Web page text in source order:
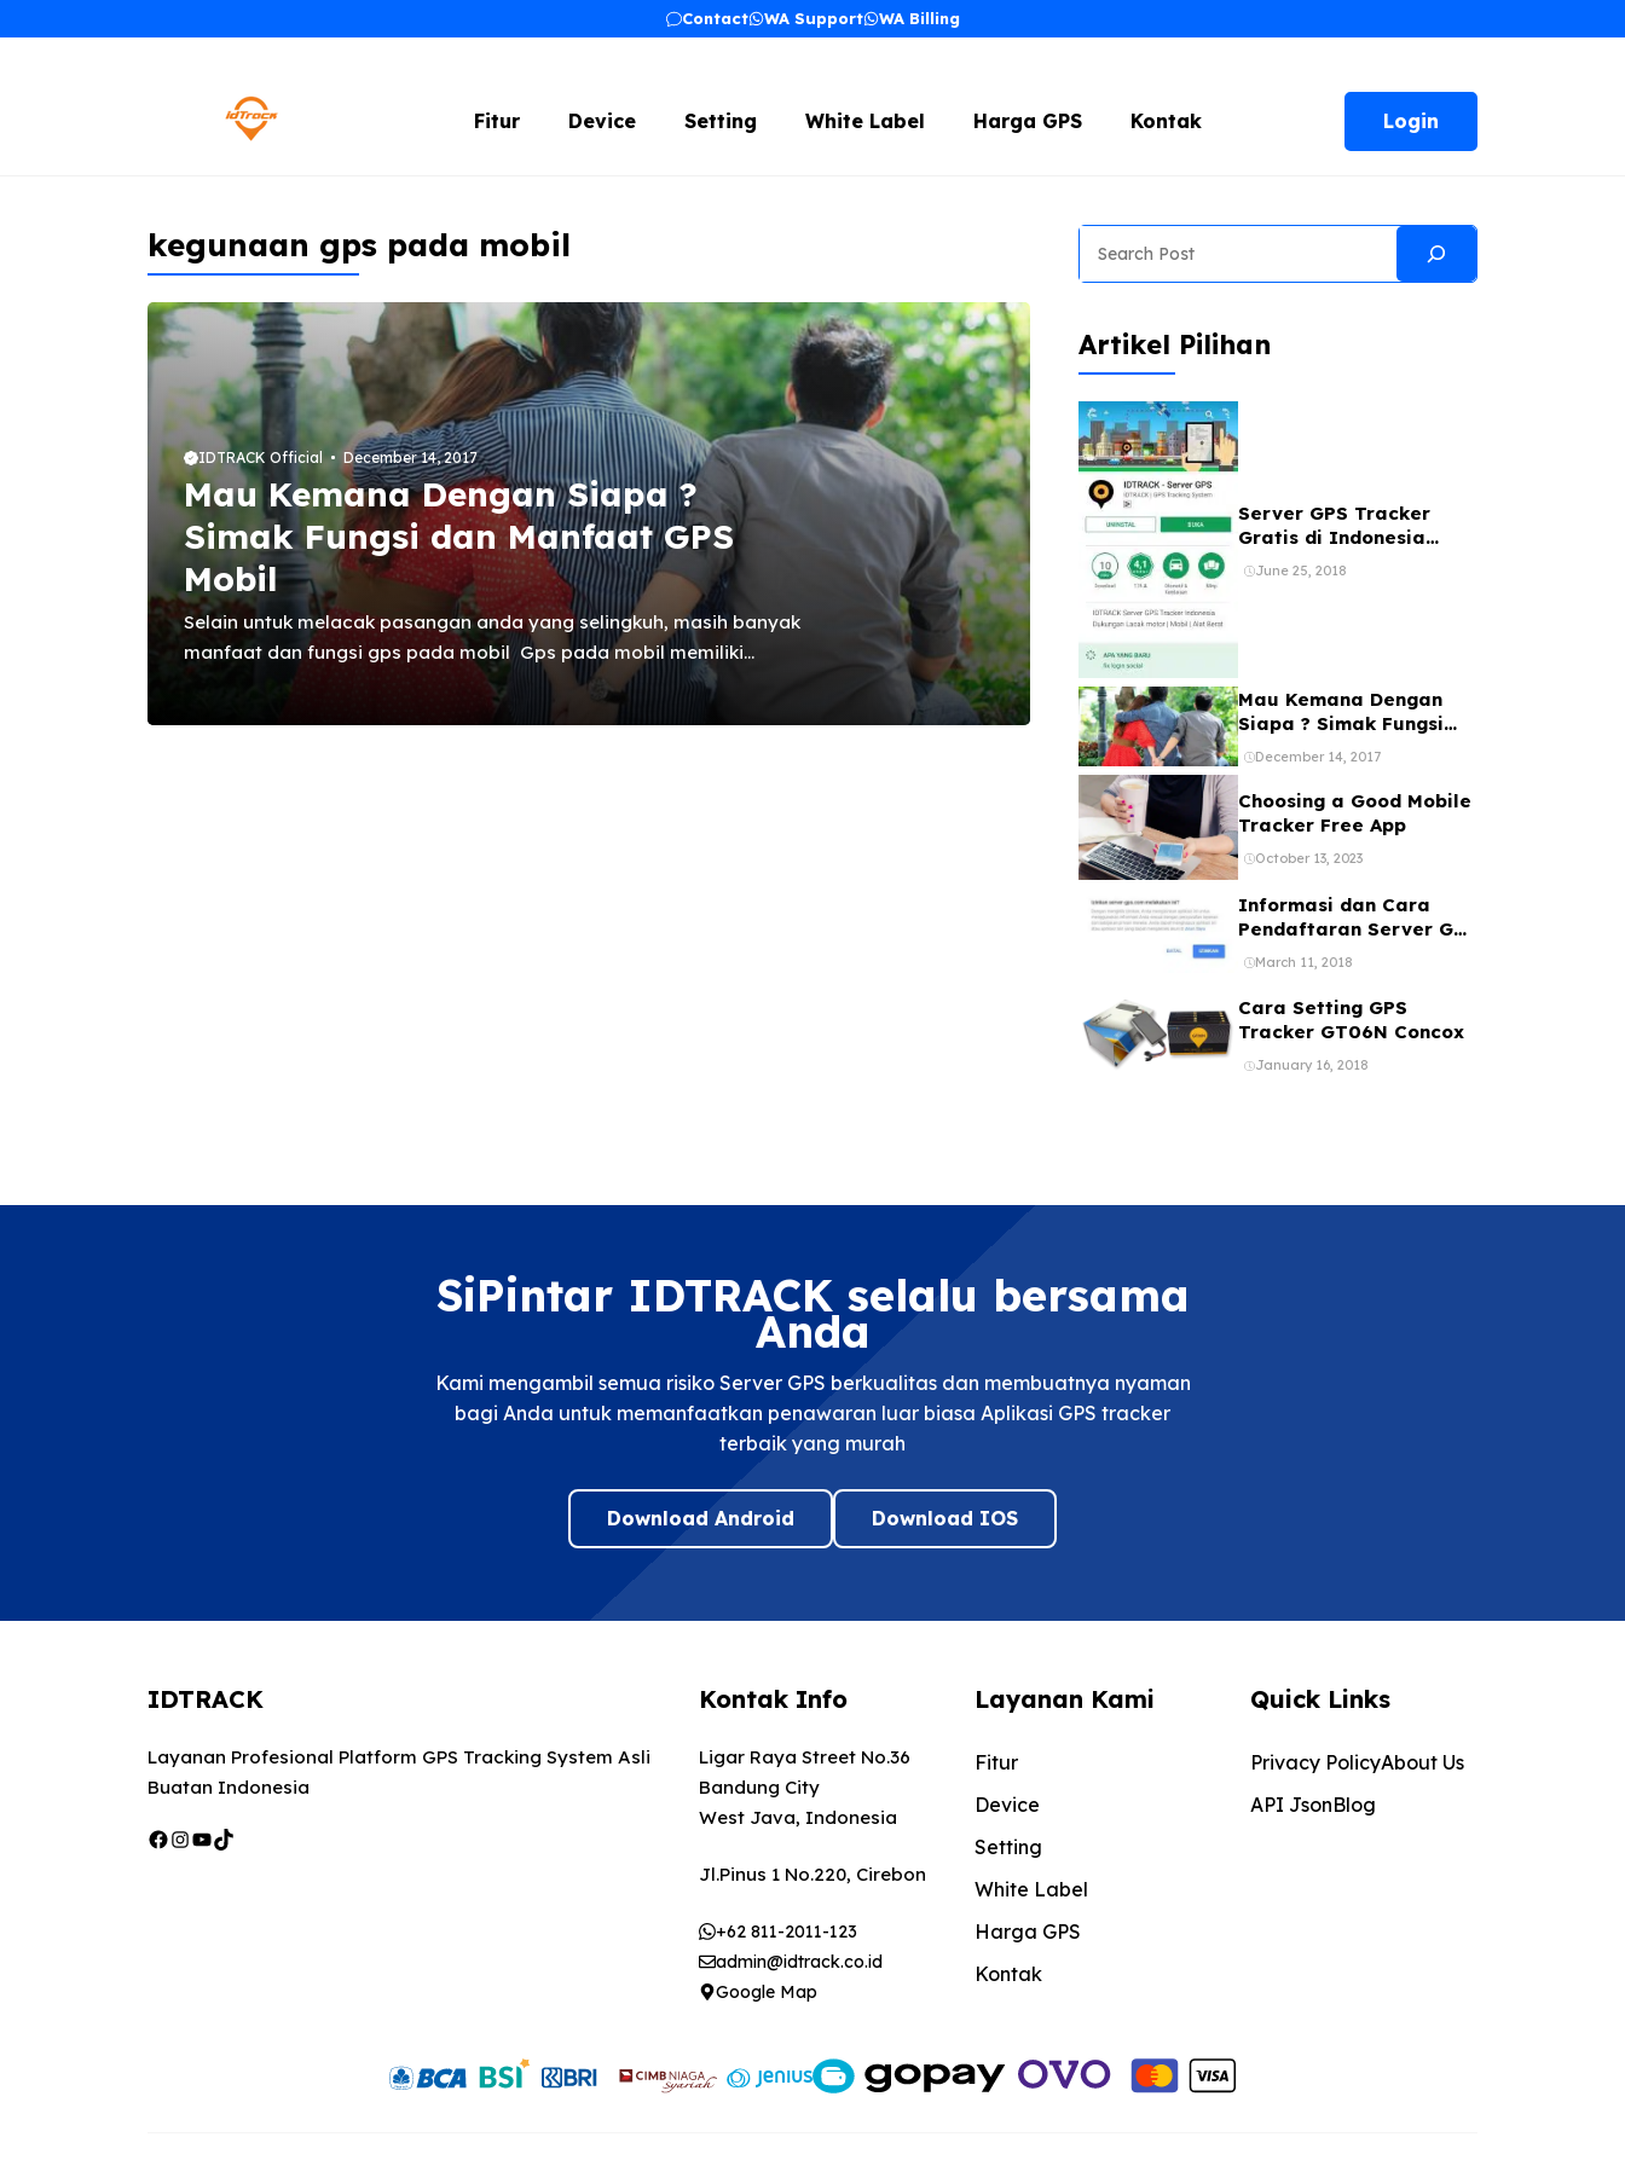
to
Contact WA Support WA Billing
Fitur Device Setting White Label Harga GPS Kontak Login
kegunaan gps pada mobil
IDTRACK Official December 14, 2017
Mau Kemana Dengan Siapa ?
Simak Fungsi dan Manfaat GPS
Mobil
Selain untuk melacak pasangan anda yang selingkuh, masih banyak
manfaat dan fungsi gps pada mobil Gps pada mobil memiliki
banyak sekali manfatnya. Mobil zaman sekarang hampir semua telah
di lengkapi dengan gps. Namun bagaimana jika mobil yang anda
Artikel Pilihan
Server GPS Tracker
Gratis di Indonesia
Bebas Registrasi 1 Akun
Banyak Device
June 25, 2018
Mau Kemana Dengan
Siapa ? Simak Fungsi
dan Manfaat GPS Mobil
December 14, 2017
Choosing a Good Mobile
Tracker Free App
October 13, 2023
Informasi dan Cara
Pendaftaran Server GPS
Tracker melalui web
ataupun Aplikasi Online
Gratis
March 11, 2018
Cara Setting GPS
Tracker GT06N Concox
January 16, 2018
SiPintar IDTRACK selalu bersama
Anda
Kami mengambil semua risiko Server GPS berkualitas dan membuatnya nyaman
bagi Anda untuk memanfaatkan penawaran luar biasa Aplikasi GPS tracker
terbaik yang murah
Download Android Download IOS
IDTRACK
Layanan Profesional Platform GPS Tracking System Asli
Buatan Indonesia
Facebook
Instagram
YouTube
TikTok
Kontak Info
Ligar Raya Street No.36
Bandung City
West Java, Indonesia
Jl.Pinus 1 No.220, Cirebon
+62 811-2011-123
admin@idtrack.co.id
Google Map
Layanan Kami
Fitur
Device
Setting
White Label
Harga GPS
Kontak
Quick Links
Privacy PolicyAbout Us
API JsonBlog